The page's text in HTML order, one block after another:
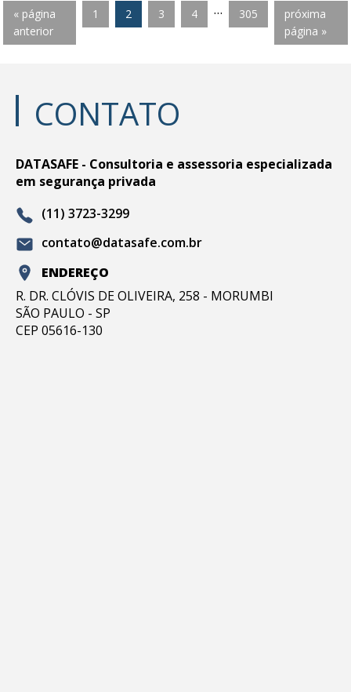
« página
anterior
1 2 3 4 … 305
próxima
página »
CONTATO
DATASAFE - Consultoria e assessoria especializada
em segurança privada
(11) 3723-3299
contato@datasafe.com.br
ENDEREÇO
R. DR. CLÓVIS DE OLIVEIRA, 258 - MORUMBI
SÃO PAULO - SP
CEP 05616-130